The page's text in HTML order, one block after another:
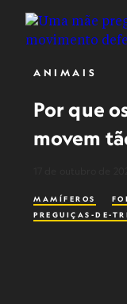
ANIMAIS
Por que
movem
MAMÍFEROS
PREGUIÇAS-DE-